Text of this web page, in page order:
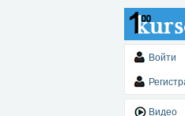
Войти
Видео